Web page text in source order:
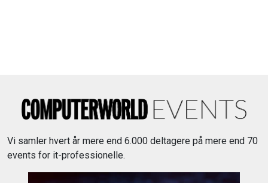
Vi samler hvert år mere end 6.000 deltagere på mere end 70
events for it-professionelle.